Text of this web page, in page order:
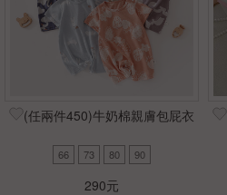
(任兩件450)牛奶棉親膚包屁衣
66 73 80 90
290元